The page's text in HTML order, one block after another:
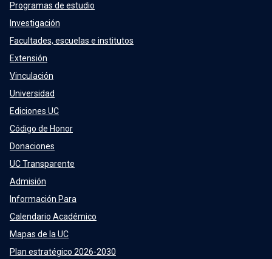
Programas de estudio
Investigación
Facultades, escuelas e institutos
Extensión
Vinculación
Universidad
Ediciones UC
Código de Honor
Donaciones
UC Transparente
Admisión
Información Para
Calendario Académico
Mapas de la UC
Plan estratégico 2026-2030